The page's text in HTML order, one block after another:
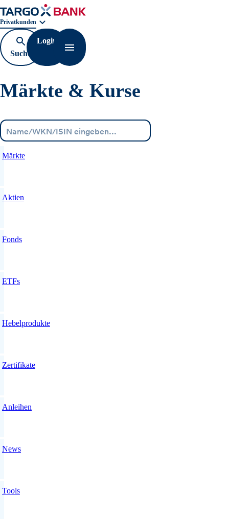
Geschäftsbereichnavigation. Aktuelle Auswahl:
Privatkunden
Suche
öffnen
Login
Navigation öffnen
Märkte & Kurse
Märkte
Aktien
Fonds
ETFs
Hebelprodukte
Zertifikate
Anleihen
News
Tools